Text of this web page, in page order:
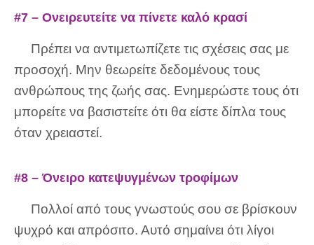
#7 – Ονειρευτείτε να πίνετε καλό κρασί
Πρέπει να αντιμετωπίζετε τις σχέσεις σας με
προσοχή. Μην θεωρείτε δεδομένους τους
ανθρώπους της ζωής σας. Ενημερώστε τους ότι
μπορείτε να βασιστείτε ότι θα είστε δίπλα τους
όταν χρειαστεί.
#8 – Όνειρο κατεψυγμένων τροφίμων
Πολλοί από τους γνωστούς σου σε βρίσκουν
ψυχρό και απρόσιτο. Αυτό σημαίνει ότι λίγοι